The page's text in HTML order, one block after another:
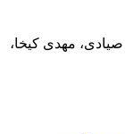
مهدی کیخا،